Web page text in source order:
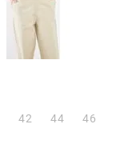
42 44 46